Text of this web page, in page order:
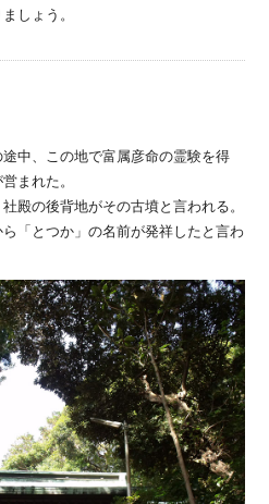
しょう。
中、この地で富属彦命の霊験を得
まれた。
殿の後背地がその古墳と言われる。
「とつか」の名前が発祥したと言わ